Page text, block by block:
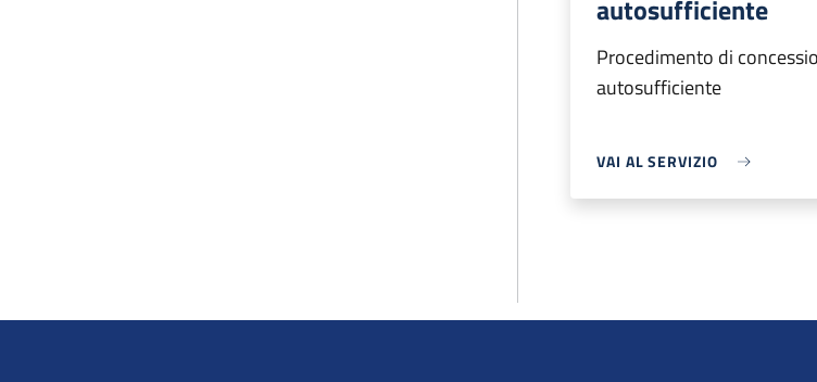
autosufficiente
Procedimento di
autosufficiente
VAI AL SERVIZIO